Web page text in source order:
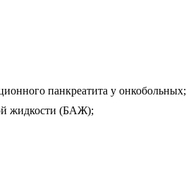
панкреатита у онкобольных;
жидкости (БАЖ);